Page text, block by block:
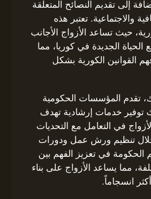
إلى تقديم النصائح المتعلقة
والاجتماعية. تعتبر هذه
حيث تساعد الأزواج الأجانب
الجديدة في كوريا، مما
القوانين الكورية بشكل
تقدم المؤسسات الحكومية
توفير خدمات إرشادية تهدف
في التعامل مع التحديات
خلال تنظيم ورش عمل ودورات
الحكومة في تعزيز الفهم بين
مما يساعد الأزواج على بناء
انسجاماً.